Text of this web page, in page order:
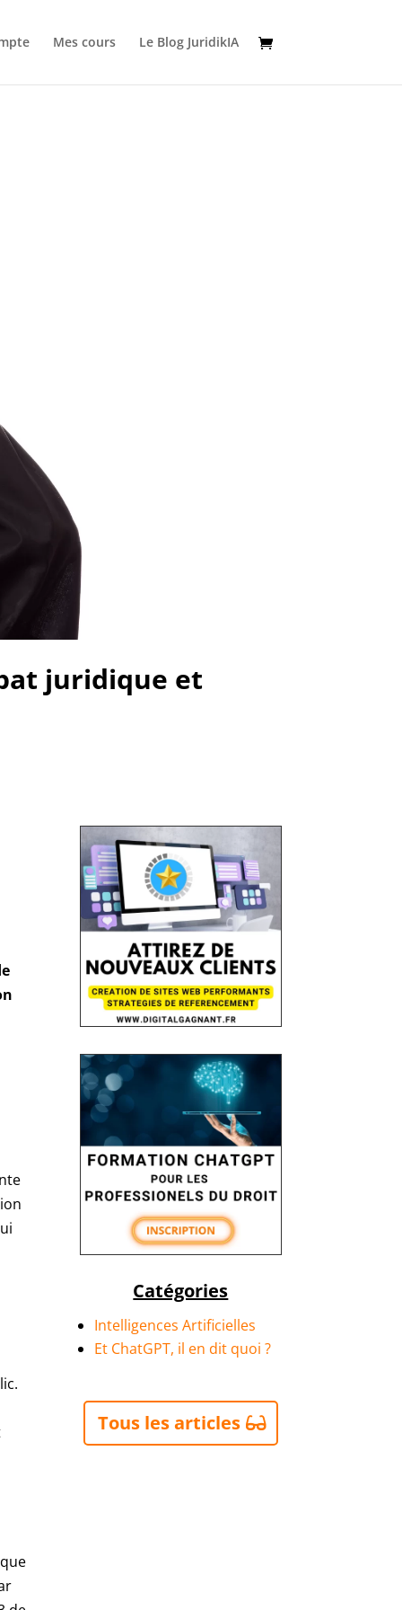
Mes cours Le Blog JuridikIA
juridique et
Catégories
Intelligences Artificielles
Et ChatGPT, il en dit quoi ?
Tous les articles